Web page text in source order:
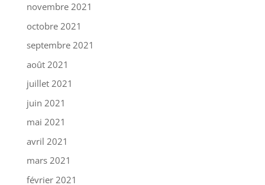
novembre 2021
octobre 2021
septembre 2021
août 2021
juillet 2021
juin 2021
mai 2021
avril 2021
mars 2021
février 2021